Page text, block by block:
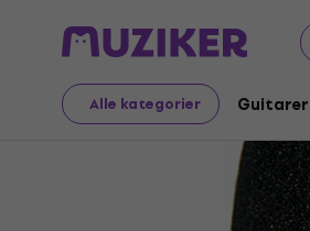
Alle kategorier Guitarer
Musikinstrumenter Mikrofoner